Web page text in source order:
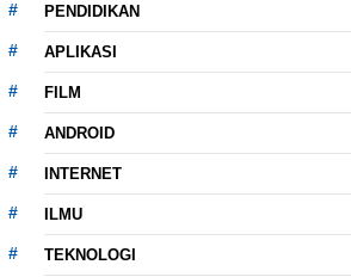
PENDIDIKAN
APLIKASI
FILM
ANDROID
INTERNET
ILMU
TEKNOLOGI